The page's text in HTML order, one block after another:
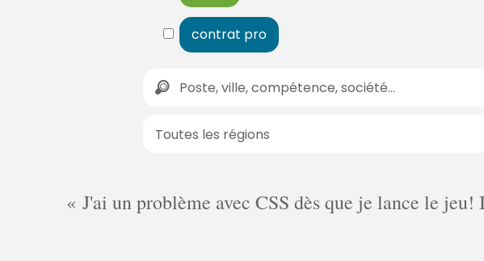
contrat pro
J'ai un problème avec CSS dès que je lance le